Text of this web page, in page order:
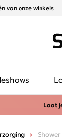
van onze winkels
Laat